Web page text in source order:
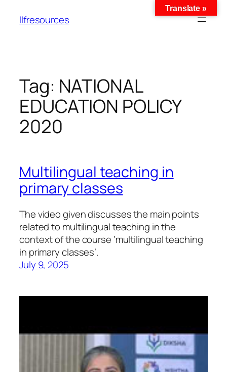
llfresources
Tag: NATIONAL
EDUCATION POLICY
2020
Multilingual teaching in
primary classes
The video given discusses the main points
related to multilingual teaching in the
context of the course ‘multilingual teaching
in primary classes’.
July 9, 2025
Translate »